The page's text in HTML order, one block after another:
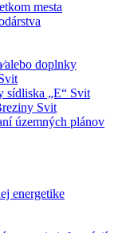
mesta
doplnky
sídliska „E“ Svit
Svit
územných plánov
energetike